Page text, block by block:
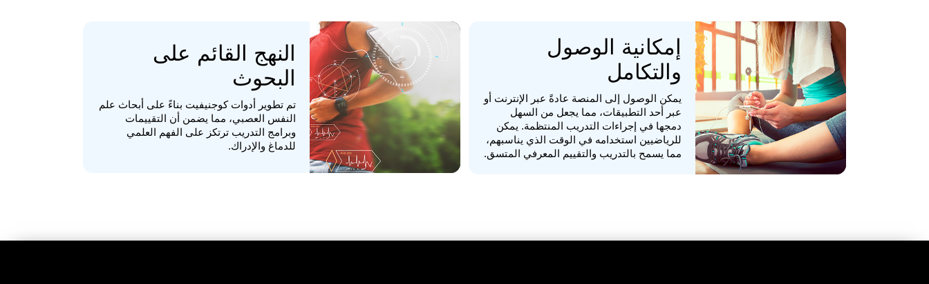
إمكانية الوصول
والتكامل
يمكن الوصول إلى المنصة عادةً عبر الإنترنت أو
عبر أحد التطبيقات، مما يجعل من السهل
دمجها في إجراءات التدريب المنتظمة. يمكن
للرياضيين استخدامه في الوقت الذي يناسبهم،
مما يسمح بالتدريب والتقييم المعرفي المتسق.
النهج القائم على
البحوث
تم تطوير أدوات كوجنيفيت بناءً على أبحاث علم
النفس العصبي، مما يضمن أن التقييمات
وبرامج التدريب ترتكز على الفهم العلمي
للدماغ والإدراك.